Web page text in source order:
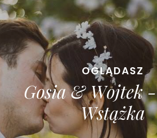
BLOG
OFERTA
O MNIE
KONTAKT
OGLĄDASZ
Gosia&Wojtek-
Wstążka